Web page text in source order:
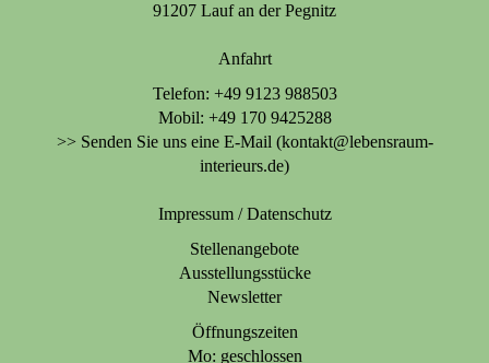
91207 Lauf an der Pegnitz
Anfahrt
Telefon: +49 9123 988503
Mobil: +49 170 9425288
>> Senden Sie uns eine E-Mail (kontakt@lebensraum-
interieurs.de)
Impressum /Datenschutz
Stellenangebote
Ausstellungsstücke
Newsletter
Öffnungszeiten
Mo: geschlossen